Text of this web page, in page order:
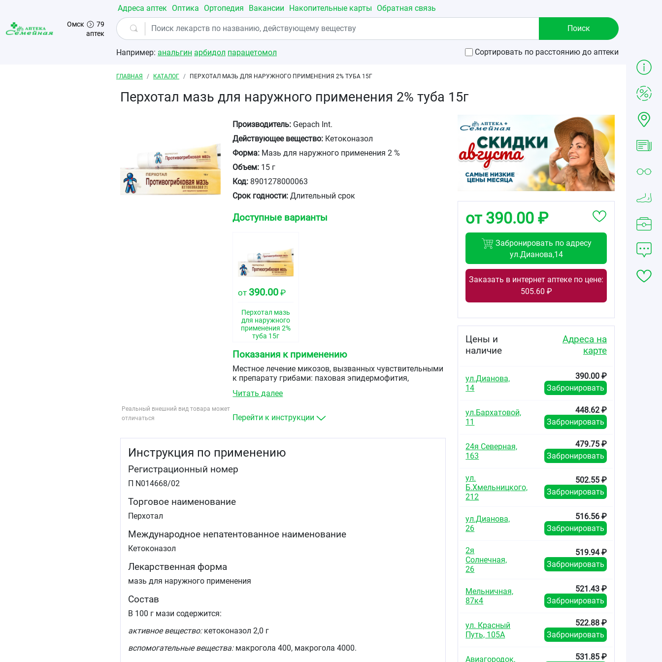
Перейти к основному содержанию
Омск
79
аптек
Адреса аптек Оптика Ортопедия Вакансии Накопительные карты Обратная связь
Например: анальгин арбидол парацетомол Сортировать по расстоянию до аптеки
Строка навигации
ГЛАВНАЯ КАТАЛОГ ПЕРХОТАЛ МАЗЬ ДЛЯ НАРУЖНОГО ПРИМЕНЕНИЯ 2% ТУБА 15Г
Перхотал мазь для наружного применения 2% туба 15г
Реальный внешний вид товара может
отличаться
Производитель: Gepach Int.
Действующее вещество: Кетоконазол
Форма: Мазь для наружного применения 2 %
Объем: 15 г
Код: 8901278000063
Срок годности: Длительный срок
Доступные варианты
от 390.00 ₽
Перхотал мазь
для наружного
применения 2%
туба 15г
Показания к применению
Местное лечение микозов, вызванных чувствительными
к препарату грибами: паховая эпидермофития,
отрубевидный лишай, себорейный дерматит,
Читать далее
Перейти к инструкции
Инструкция по применению
Регистрационный номер
П N014668/02
Торговое наименование
Перхотал
Международное непатентованное наименование
Кетоконазол
Лекарственная форма
мазь для наружного применения
Состав
В 100 г мази содержится:
активное вещество:кетоконазол 2,0 г
вспомогательные вещества:макрогола 400, макрогола 4000.
от 390.00 ₽
Забронировать по адресу
ул.Дианова,14
Заказать в интернет аптеке по цене:
505.60 ₽
Цены и
наличие
Адреса на
карте
ул.Дианова,
14
390.00 ₽
Забронировать
ул.Бархатовой,
11
448.62 ₽
Забронировать
24я Северная,
163
479.75 ₽
Забронировать
ул.
Б.Хмельницкого,
212
502.55 ₽
Забронировать
ул.Дианова,
26
516.56 ₽
Забронировать
2я
Солнечная,
26
519.94 ₽
Забронировать
Мельничная,
87к4
521.43 ₽
Забронировать
ул. Красный
Путь, 105А
522.88 ₽
Забронировать
Авиагородок,
531.85 ₽